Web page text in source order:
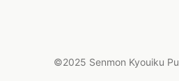
©2025 Senmon Kyouiku